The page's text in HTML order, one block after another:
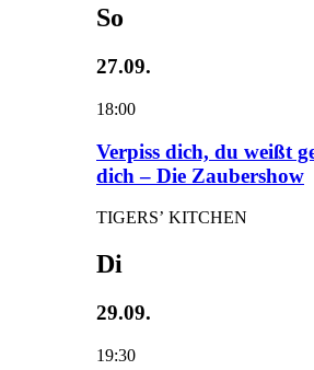
So
27.09.
18:00
Verpiss dich, du weißt
dich – Die Zaubershow
TIGERS’ KITCHEN
Di
29.09.
19:30